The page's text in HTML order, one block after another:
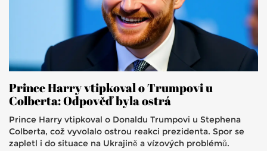
Prince Harry vtipkoval o Trumpovi u
Colberta: Odpověď byla ostrá
Prince Harry vtipkoval o Donaldu Trumpovi u Stephena
Colberta, což vyvolalo ostrou reakci prezidenta. Spor se
zapletl i do situace na Ukrajině a vízových problémů.